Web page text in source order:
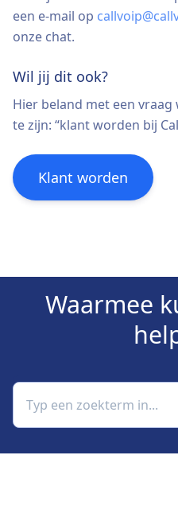
een e-mail op
onze chat.
Wil jij dit ook?
Hier beland met een
te zijn: “klant worden bij
Klant worden
Waarmee